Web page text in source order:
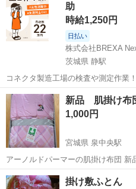
助
時給1,250円
日払い
株式会社BREXA
茨城県 静駅
コネクタ製造工場の検査や測定作業
日128日★クリーンルーム内作業★マ
★就業先食堂利用可！日払い制度あり！
工場のお仕事 ◇コネクタ製造工...
茨城 常陸大宮市 静駅 そ
新品 肌掛け布
1,000円
宮城県 泉中央駅
アーノルドパーマーの肌掛け布団 新
宮城 仙台市 泉中央駅
掛け敷ふとん